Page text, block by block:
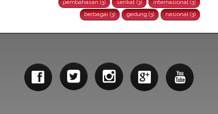
pembahasan (3)
serikat (3)
internasional (3)
berbagai (3)
gedung (3) nasional (3)